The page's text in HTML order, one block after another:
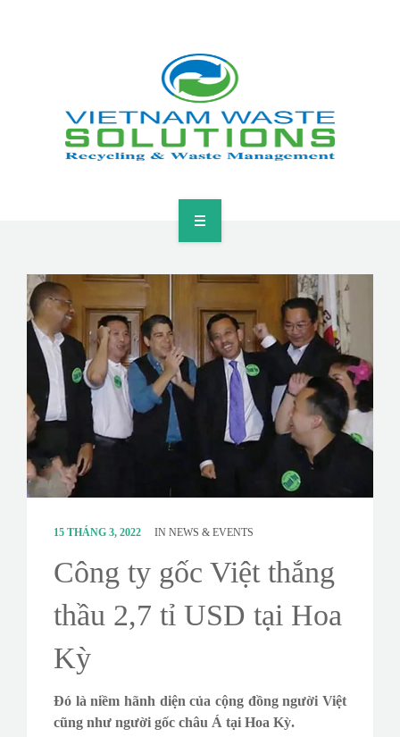
ABOUT
GREEN SOLUTIONS
NEWS & EVENTS
CONTACT
SURVEY
15 THÁNG 3, 2022 IN NEWS & EVENTS
Công ty gốc Việt thắng
thầu 2,7 tỉ USD tại Hoa
Kỳ
Đó là niềm hãnh diện của cộng đồng người Việt
cũng như người gốc châu Á tại Hoa Kỳ.